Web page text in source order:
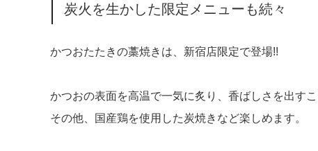
炭火を生かした限定メニューも続々
かつおたたきの藁焼きは、新宿店限定で登場!!
かつおの表面を高温で一気に炙り、香ばしさを出す
その他、国産鶏を使用した炭焼きなど楽しめます。